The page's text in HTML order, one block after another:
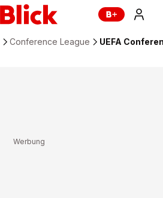
Conference League UEFA